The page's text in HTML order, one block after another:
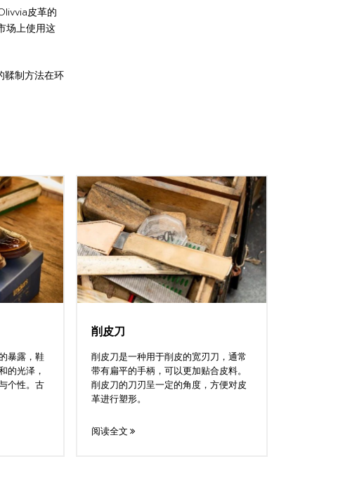
皮革的
场上使用这
鞣制方法在环
暴露，鞋
的光泽，
个性。古
削皮刀
削皮刀是一种用于削皮的宽刃刀，通常
带有扁平的手柄，可以更加贴合皮料。
削皮刀的刀刃呈一定的角度，方便对皮
革进行塑形。
阅读全文